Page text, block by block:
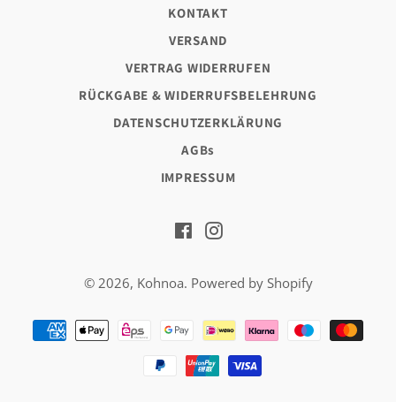
KONTAKT
VERSAND
VERTRAG WIDERRUFEN
RÜCKGABE & WIDERRUFSBELEHRUNG
DATENSCHUTZERKLÄRUNG
AGBs
IMPRESSUM
FacebookInstagram
© 2026, Kohnoa. Powered by Shopify
Zahlungsarten